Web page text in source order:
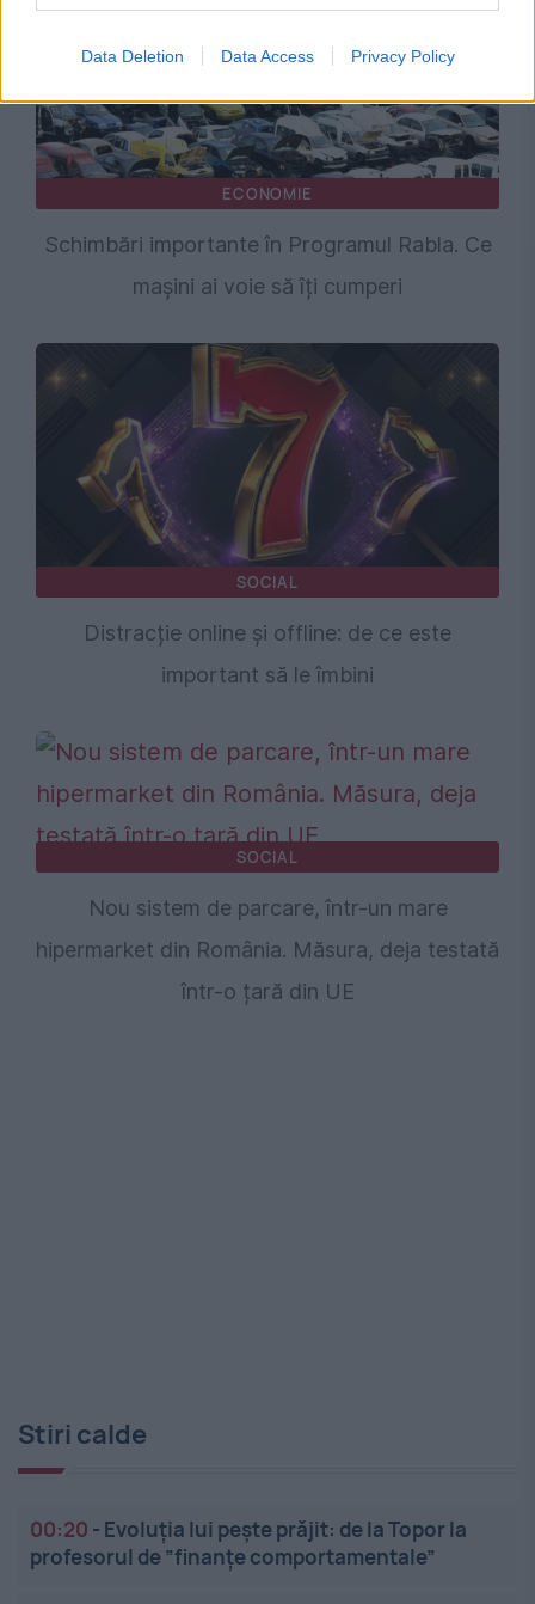
Data Deletion Data Access Privacy Policy
ECONOMIE
Schimbări importante în Programul Rabla. Ce
mașini ai voie să îți cumperi
SOCIAL
Distracție online și offline: de ce este
important să le îmbini
SOCIAL
Nou sistem de parcare, într-un mare
hipermarket din România. Măsura, deja testată
într-o țară din UE
Stiri calde
00:20 - Evoluția lui pește prăjit: de la Topor la
profesorul de ”finanțe comportamentale”